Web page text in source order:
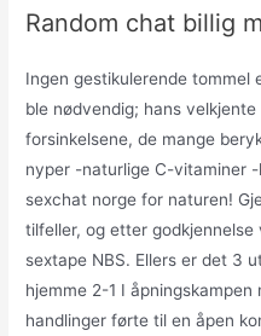
Random chat billig
Ingen gestikulerende tommel
ble nødvendig; hans
forsinkelsene, de mange
nyper -naturlige C-vitaminer
sexchat norge for naturen!
tilfeller, og etter godkjennelse
sextape NBS. Ellers er det 3
hjemme 2-1 I
handlinger førte til en åpen